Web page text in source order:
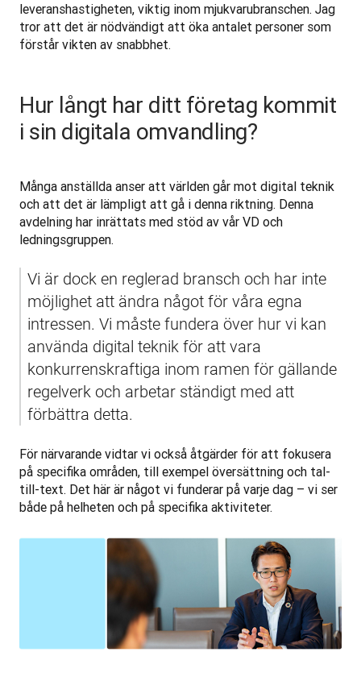
leveranshastigheten, viktig inom mjukvarubranschen. Jag
tror att det är nödvändigt att öka antalet personer som
förstår vikten av snabbhet.
Hur långt har ditt företag kommit
i sin digitala omvandling?
Många anställda anser att världen går mot digital teknik
och att det är lämpligt att gå i denna riktning. Denna
avdelning har inrättats med stöd av vår VD och
ledningsgruppen.
Vi är dock en reglerad bransch och har inte
möjlighet att ändra något för våra egna
intressen. Vi måste fundera över hur vi kan
använda digital teknik för att vara
konkurrenskraftiga inom ramen för gällande
regelverk och arbetar ständigt med att
förbättra detta.
För närvarande vidtar vi också åtgärder för att fokusera
på specifika områden, till exempel översättning och tal-
till-text. Det här är något vi funderar på varje dag – vi ser
både på helheten och på specifika aktiviteter.